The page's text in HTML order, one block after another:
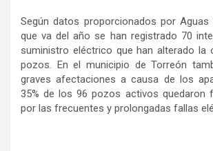
Según datos proporcionados por Aguas
que va del año se han registrado 70
suministro eléctrico que han alterado la
pozos. En el municipio de Torreón
graves afectaciones a causa de los
35% de los 96 pozos activos quedaron
por las frecuentes y prolongadas fallas